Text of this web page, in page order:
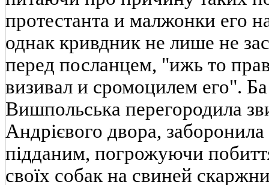
протестанта и малжонки его
однак кривдник не лише не
перед посланцем, "ижь то
визивал и сромоцилем его".
Вишпольська перегородила
Андрієвого двора, заборонила
підданим, погрожуючи
своїх собак на свиней